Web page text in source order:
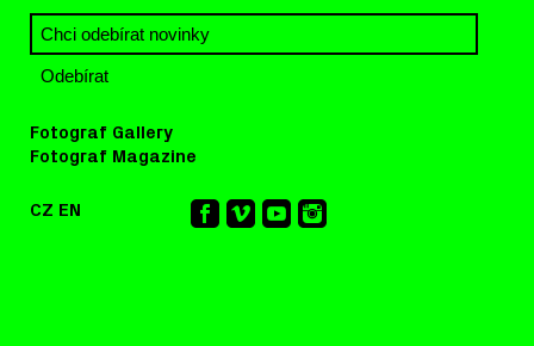
Fotograf Gallery
Fotograf Magazine
CZ EN